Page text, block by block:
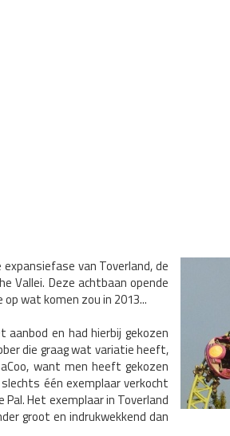
van Toverland, de
Vallei. Deze achtbaan opende
wat komen zou in 2013...
aanbod en had hierbij gekozen
die graag wat variatie heeft,
want men heeft gekozen
één exemplaar verkocht
Het exemplaar in Toverland
groot en indrukwekkend dan